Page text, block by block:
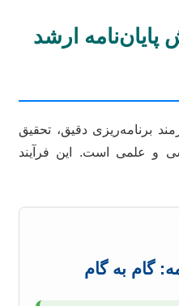
ارشد
برنامه‌ریزی دقیق، تحقیق
و علمی است. این فرآیند
گام به گام